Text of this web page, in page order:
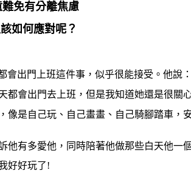
免有分離焦慮
如何應對呢？
出門上班這件事，似乎很能接受。他說
會出門去上班，但是我知道她還是很關
是自己玩、自己畫畫、自己騎腳踏車，
有多愛他，同時陪著他做那些白天他一
好好玩了!